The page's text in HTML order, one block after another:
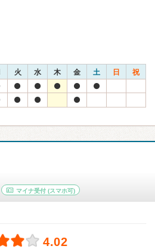
火 水 木 金 土 日 祝
マイナ受付 (スマホ可)
4.02